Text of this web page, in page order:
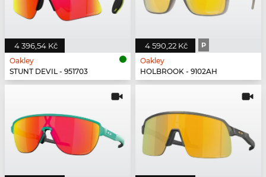
4 396,54 Kč
Oakley
STUNT DEVIL - 951703
4 590,22 Kč P
Oakley
HOLBROOK - 9102AH